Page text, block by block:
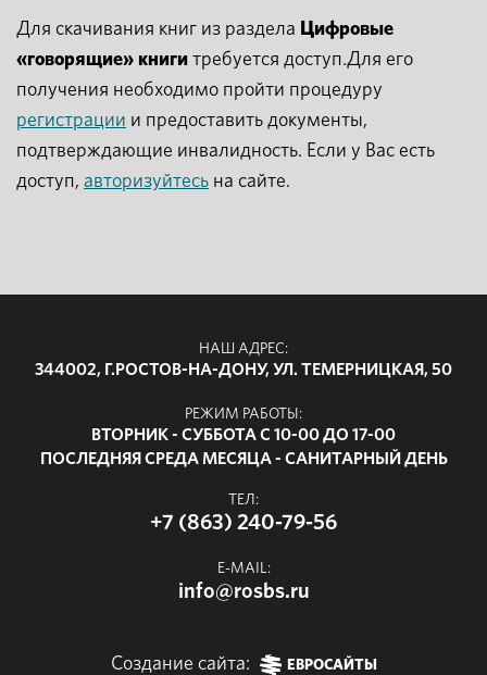
Для скачивания книг из раздела Цифровые
«говорящие» книги требуется доступ.Для его
получения необходимо пройти процедуру
регистрации и предоставить документы,
подтверждающие инвалидность. Если у Вас есть
доступ, авторизуйтесь на сайте.
НАШ АДРЕС:
344002, Г.РОСТОВ-НА-ДОНУ, УЛ. ТЕМЕРНИЦКАЯ, 50
РЕЖИМ РАБОТЫ:
ВТОРНИК - СУББОТА С 10-00 ДО 17-00
ПОСЛЕДНЯЯ СРЕДА МЕСЯЦА - САНИТАРНЫЙ ДЕНЬ
ТЕЛ:
+7 (863) 240-79-56
E-MAIL:
info@rosbs.ru
Создание сайта: ЕВРОСАЙТЫ